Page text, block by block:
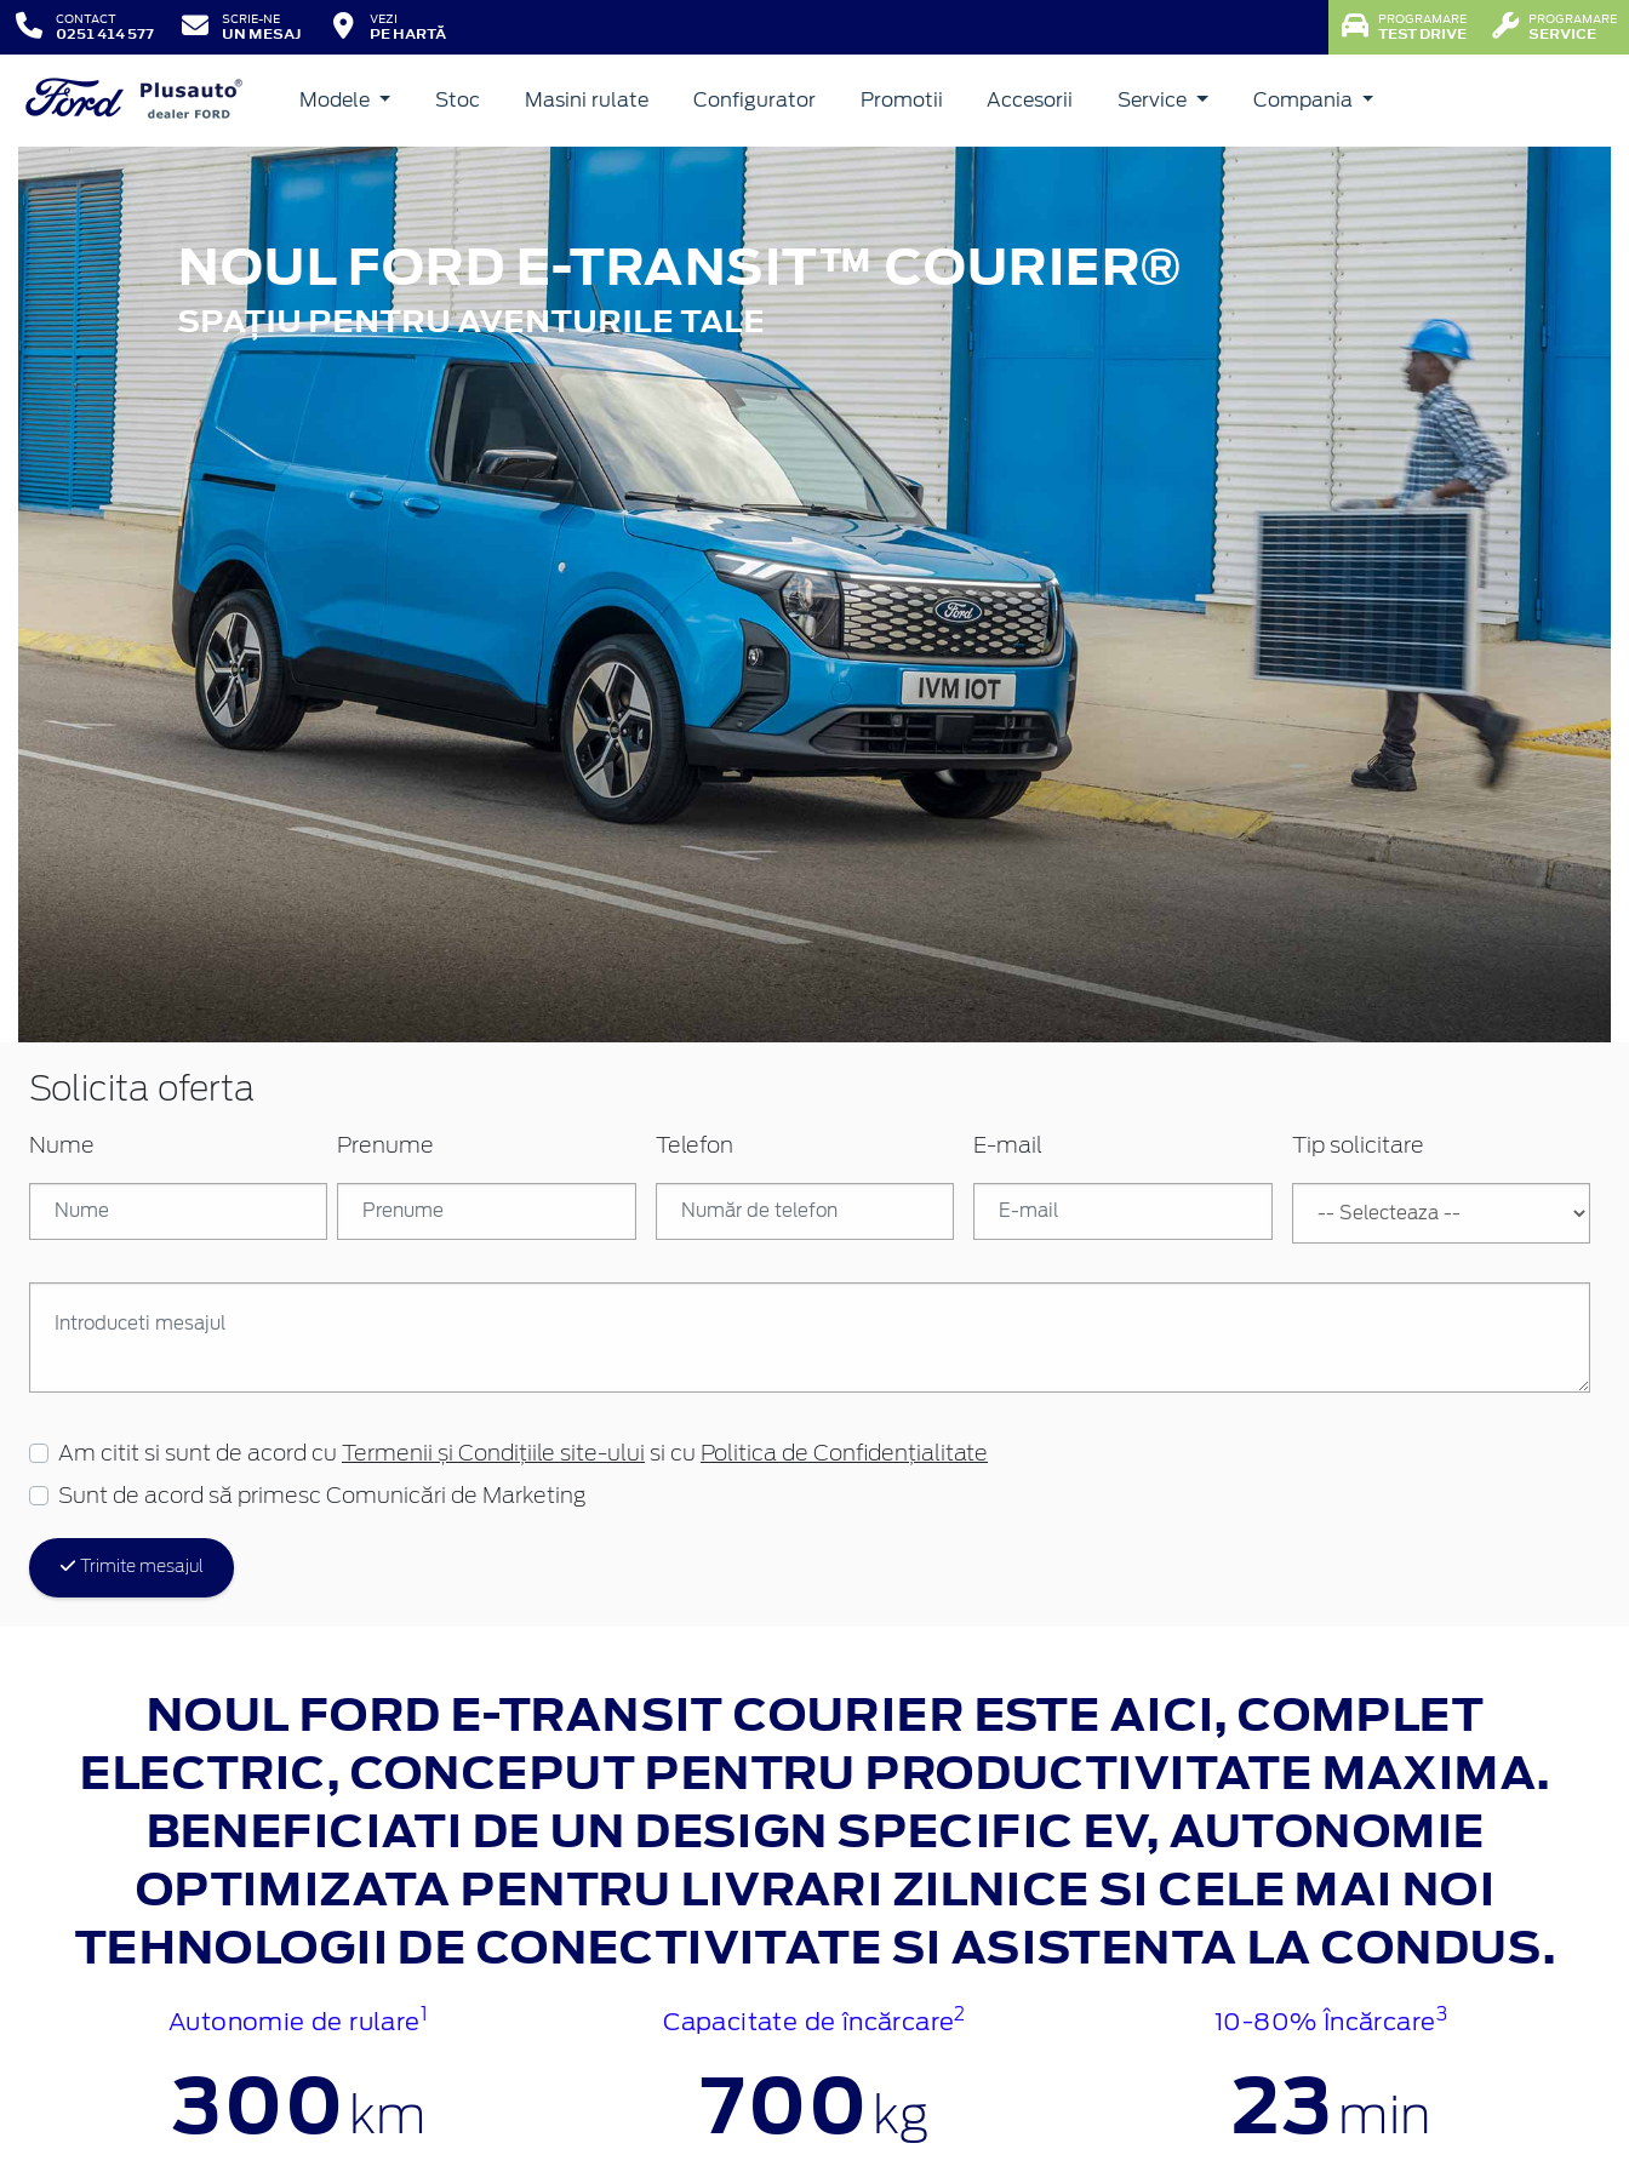
CONTACT
0251 414 577
SCRIE-NE
UN MESAJ
VEZI
PE HARTĂ
PROGRAMARE
TEST DRIVE
PROGRAMARE
SERVICE
Modele Stoc Masini rulate Configurator Promotii Accesorii Service Compania
NOUL FORD E-TRANSIT™ COURIER®
SPAȚIU PENTRU AVENTURILE TALE
Solicita oferta
Nume Prenume Telefon E-mail Tip solicitare
Am citit si sunt de acord cu Termenii și Condițiile site-ului si cu Politica de Confidențialitate
Sunt de acord să primesc Comunicări de Marketing
Trimite mesajul
NOUL FORD E‑TRANSIT COURIER ESTE AICI, COMPLET
ELECTRIC, CONCEPUT PENTRU PRODUCTIVITATE MAXIMA.
BENEFICIATI DE UN DESIGN SPECIFIC EV, AUTONOMIE
OPTIMIZATA PENTRU LIVRARI ZILNICE SI CELE MAI NOI
TEHNOLOGII DE CONECTIVITATE SI ASISTENTA LA CONDUS.
Autonomie de rulare1
300 km
Capacitate de încărcare2
700 kg
10-80% Încărcare3
23 min